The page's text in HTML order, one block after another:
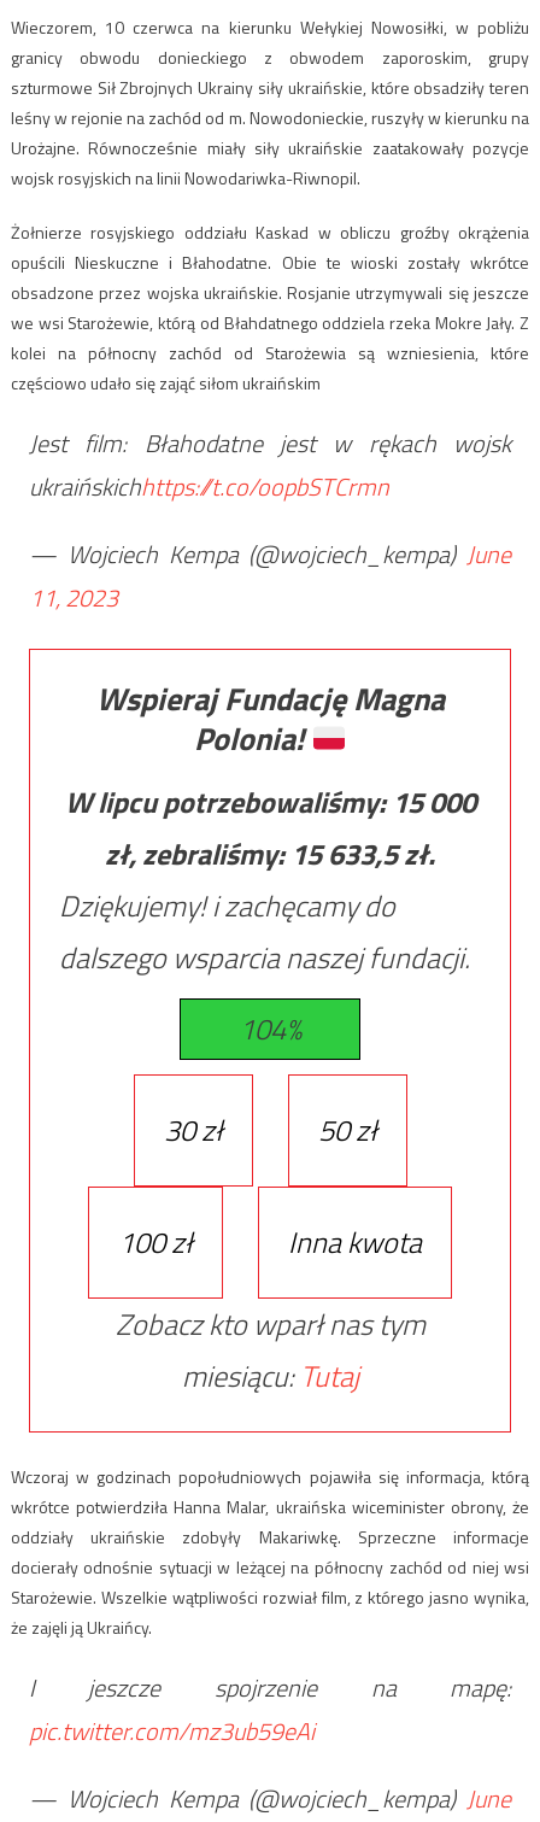
Wieczorem, 10 czerwca na kierunku Wełykiej Nowosiłki, w pobliżu
granicy obwodu donieckiego z obwodem zaporoskim, grupy
szturmowe Sił Zbrojnych Ukrainy siły ukraińskie, które obsadziły teren
leśny w rejonie na zachód od m. Nowodonieckie, ruszyły w kierunku na
Urożajne. Równocześnie miały siły ukraińskie zaatakowały pozycje
wojsk rosyjskich na linii Nowodariwka-Riwnopil.
Żołnierze rosyjskiego oddziału Kaskad w obliczu groźby okrążenia
opuścili Nieskuczne i Błahodatne. Obie te wioski zostały wkrótce
obsadzone przez wojska ukraińskie. Rosjanie utrzymywali się jeszcze
we wsi Starożewie, którą od Błahdatnego oddziela rzeka Mokre Jały. Z
kolei na północny zachód od Starożewia są wzniesienia, które
częściowo udało się zająć siłom ukraińskim
Jest film: Błahodatne jest w rękach wojsk
ukraińskichhttps://t.co/oopbSTCrmn
— Wojciech Kempa (@wojciech_kempa)June
11, 2023
Wspieraj Fundację Magna
Polonia!
W lipcu potrzebowaliśmy: 15 000
zł, zebraliśmy: 15 633,5zł.
Dziękujemy! i zachęcamy do
dalszego wsparcia naszej fundacji.
104%
30 zł 50 zł
100 zł
Inna kwota
Zobacz kto wparł nas tym
miesiącu: Tutaj
Wczoraj w godzinach popołudniowych pojawiła się informacja, którą
wkrótce potwierdziła Hanna Malar, ukraińska wiceminister obrony, że
oddziały ukraińskie zdobyły Makariwkę. Sprzeczne informacje
docierały odnośnie sytuacji w leżącej na północny zachód od niej wsi
Starożewie. Wszelkie wątpliwości rozwiał film, z którego jasno wynika,
że zajęli ją Ukraińcy.
I jeszcze spojrzenie na mapę:
pic.twitter.com/mz3ub59eAi
— Wojciech Kempa (@wojciech_kempa)June